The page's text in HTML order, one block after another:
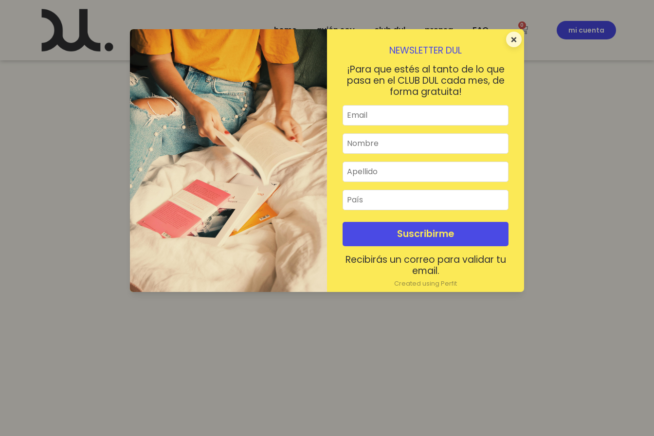
×
NEWSLETTER DUL
¡Para que estés al tanto de lo que
pasa en el CLUB DUL cada mes, de
forma gratuita!
Suscribirme
Recibirás un correo para validar tu
email.
Created using Perfit
home quién soy club dul prensa FAQ 0
mi cuenta
¡HOLA!
Mantenerme conectado ¿Contraseña olvidada?
Acceder